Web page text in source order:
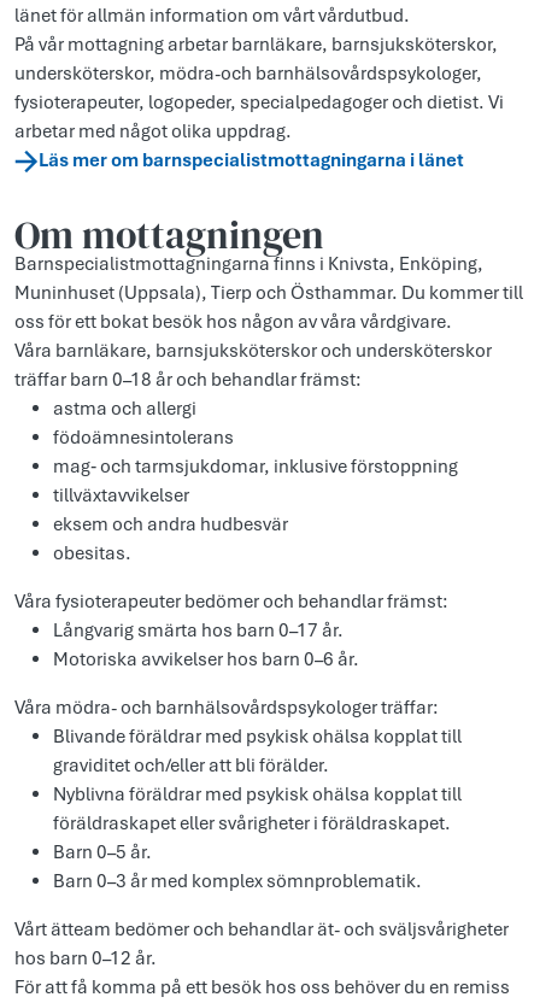
länet för allmän information om vårt vårdutbud.
På vår mottagning arbetar barnläkare, barnsjuksköterskor,
undersköterskor, mödra-och barnhälsovårdspsykologer,
fysioterapeuter, logopeder, specialpedagoger och dietist. Vi
arbetar med något olika uppdrag.
Läs mer om barnspecialistmottagningarna i länet
Om mottagningen
Barnspecialistmottagningarna finns i Knivsta, Enköping,
Muninhuset (Uppsala), Tierp och Östhammar. Du kommer till
oss för ett bokat besök hos någon av våra vårdgivare.
Våra barnläkare, barnsjuksköterskor och undersköterskor
träffar barn 0–18 år och behandlar främst:
astma och allergi
födoämnesintolerans
mag‑ och tarmsjukdomar, inklusive förstoppning
tillväxtavvikelser
eksem och andra hudbesvär
obesitas.
Våra fysioterapeuter bedömer och behandlar främst:
Långvarig smärta hos barn 0–17 år.
Motoriska avvikelser hos barn 0–6 år.
Våra mödra- och barnhälsovårdspsykologer träffar:
Blivande föräldrar med psykisk ohälsa kopplat till
graviditet och/eller att bli förälder.
Nyblivna föräldrar med psykisk ohälsa kopplat till
föräldraskapet eller svårigheter i föräldraskapet.
Barn 0–5 år.
Barn 0–3 år med komplex sömnproblematik.
Vårt ätteam bedömer och behandlar ät- och sväljsvårigheter
hos barn 0–12 år.
För att få komma på ett besök hos oss behöver du en remiss